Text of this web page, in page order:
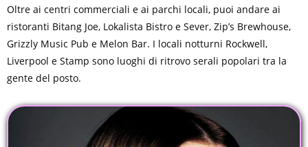
Oltre ai centri commerciali e ai parchi locali, puoi andare ai
ristoranti Bitang Joe, Lokalista Bistro e Sever, Zip’s Brewhouse,
Grizzly Music Pub e Melon Bar. I locali notturni Rockwell,
Liverpool e Stamp sono luoghi di ritrovo serali popolari tra la
gente del posto.